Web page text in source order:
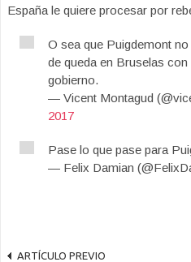
España le quiere procesar por
O sea que Puigdemont
de queda en Bruselas
gobierno.
— Vicent Montagud
2017
Pase lo que pase para
— Felix Damian
ARTÍCULO PREVIO